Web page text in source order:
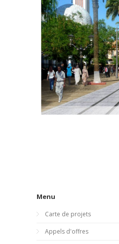
Menu
Carte de projets
Appels d'offres